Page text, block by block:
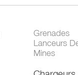
Grenades
Lanceurs
Mines